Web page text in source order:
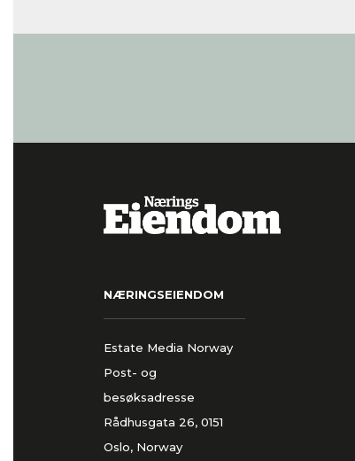
NÆRINGSEIENDOM
Estate Media Norway
Post- og
besøksadresse
Rådhusgata 26, 0151
Oslo, Norway